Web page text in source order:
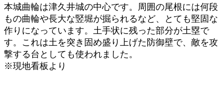
本城曲輪は津久井城の中心です。周囲の尾根には何段
もの曲輪や長大な竪堀が掘られるなど、とても堅固な
作りになっています。土手状に残った部分が土塁で
す。これは土を突き固め盛り上げた防御壁で、敵を攻
撃する台としても使われました。
※現地看板より